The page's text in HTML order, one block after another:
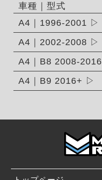
車種｜型式
A4｜1996-2001
A4｜2002-2008
A4｜B8 2008-2016
A4｜B9 2016+